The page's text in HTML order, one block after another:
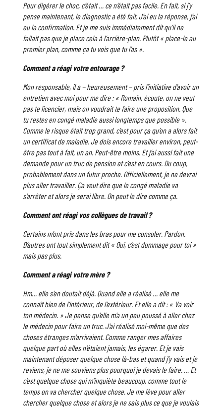
Pour digérer le choc, c’était … ce n’était pas facile. En fait, si j’y
pense maintenant, le diagnostic a été fait. J’ai eu la réponse, j’ai
eu la confirmation. Et je me suis immédiatement dit qu’il ne
fallait pas que je place cela à l’arrière-plan. Plutôt « place-le au
premier plan, comme ça tu vois que tu l’as ».
Comment a réagi votre entourage ?
Mon responsable, il a − heureusement − pris l’initiative d’avoir un
entretien avec moi pour me dire : « Romain, écoute, on ne veut
pas te licencier, mais on voudrait te faire une proposition. Que
tu restes en congé maladie aussi longtemps que possible ».
Comme le risque était trop grand, c’est pour ça qu’on a alors fait
un certificat de maladie. Je dois encore travailler environ, peut-
être pas tout à fait, un an. Peut-être moins. Et j’ai aussi fait une
demande pour un truc de pension et c’est en cours. Du coup,
probablement dans un futur proche. Officiellement, je ne devrai
plus aller travailler. Ça veut dire que le congé maladie va
s’arrêter et alors je serai libre. On peut le dire comme ça.
Comment ont réagi vos collègues de travail ?
Certains m’ont pris dans les bras pour me consoler. Pardon.
D’autres ont tout simplement dit « Oui, c’est dommage pour toi »
mais pas plus.
Comment a réagi votre mère ?
Hm… elle s’en doutait déjà. Quand elle a réalisé … elle me
connaît bien de l’intérieur, de l’extérieur. Et elle a dit : « Va voir
ton médecin. » Je pense qu’elle m’a un peu poussé à aller chez
le médecin pour faire un truc. J’ai réalisé moi-même que des
choses étranges m’arrivaient. Comme ranger mes affaires
quelque part où elles n’étaient jamais, les égarer. Et je vais
maintenant déposer quelque chose là-bas et quand j’y vais et je
reviens, je ne me souviens plus pourquoi je devais le faire. … Et
c’est quelque chose qui m’inquiète beaucoup, comme tout le
temps on va chercher quelque chose. Je me lève pour aller
chercher quelque chose et alors je ne sais plus ce que je voulais